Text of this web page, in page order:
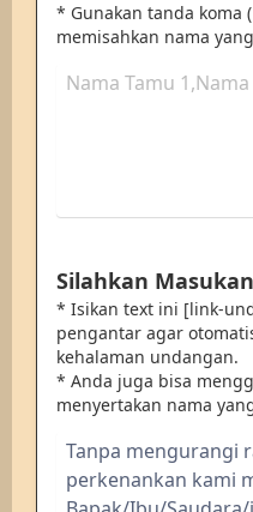
* Gunakan tanda koma (
memisahkan nama
Silahkan
* Isikan text ini [link-
pengantar agar
kehalaman undangan.
* Anda juga bisa
menyertakan nama